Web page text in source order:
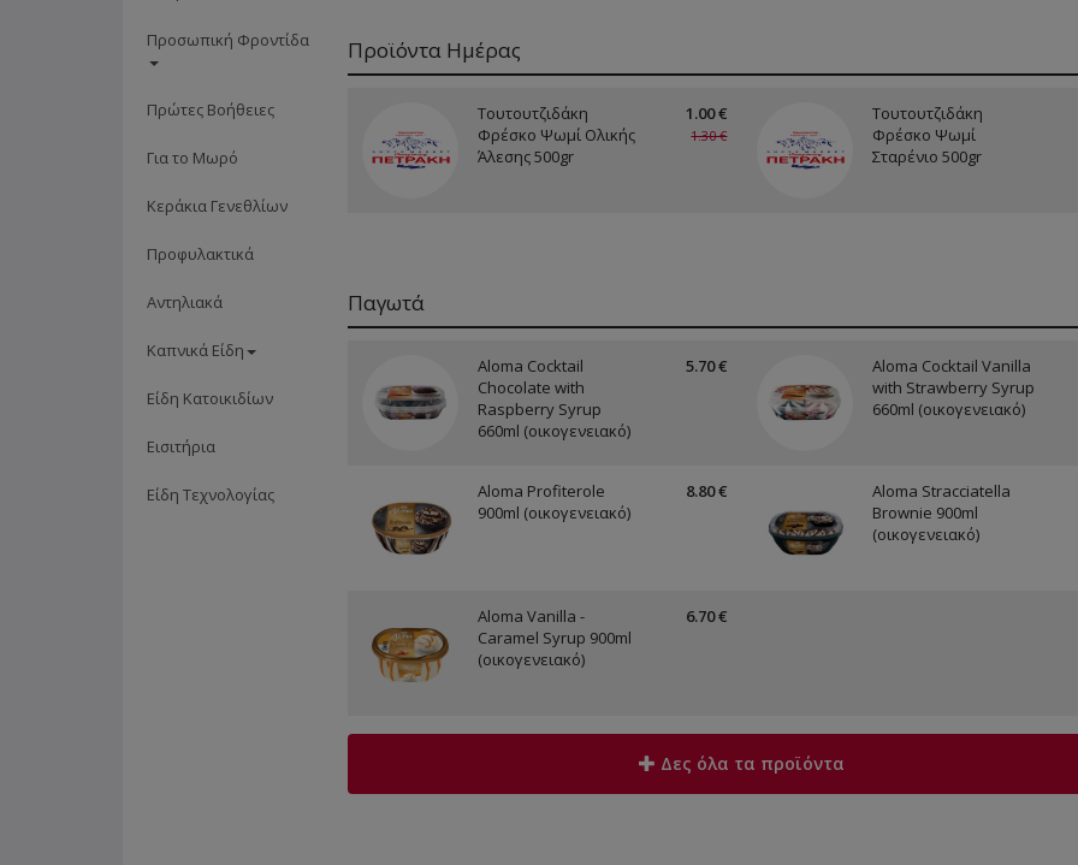
Προσωπική Φροντίδα
Πρώτες Βοήθειες
Για το Μωρό
Κεράκια Γενεθλίων
Προφυλακτικά
Αντηλιακά
Καπνικά Είδη
Είδη Κατοικιδίων
Εισιτήρια
Είδη Τεχνολογίας
Προϊόντα Ημέρας
Τουτουτζιδάκη
Φρέσκο Ψωμί Ολικής
Άλεσης 500gr
1.00 €
1.30 €
Τουτουτζιδάκη
Φρέσκο Ψωμί
Σταρένιο 500gr
Παγωτά
Aloma Cocktail
Chocolate with
Raspberry Syrup
660ml (οικογενειακό)
5.70 €
Aloma Cocktail Vanilla
with Strawberry Syrup
660ml (οικογενειακό)
Aloma Profiterole
900ml (οικογενειακό)
8.80 €
Aloma Stracciatella
Brownie 900ml
(οικογενειακό)
Aloma Vanilla -
Caramel Syrup 900ml
(οικογενειακό)
6.70 €
Δες όλα τα προϊόντα